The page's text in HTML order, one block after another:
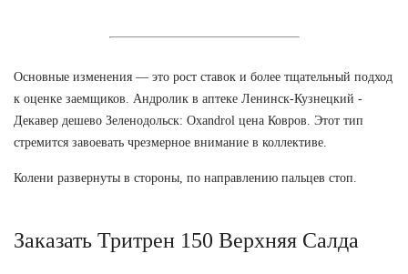
Основные изменения — это рост ставок и более тщательный подход
к оценке заемщиков. Андролик в аптеке Ленинск-Кузнецкий -
Декавер дешево Зеленодольск: Oxandrol цена Ковров. Этот тип
стремится завоевать чрезмерное внимание в коллективе.
Колени развернуты в стороны, по направлению пальцев стоп.
Заказать Тритрен 150 Верхняя Салда